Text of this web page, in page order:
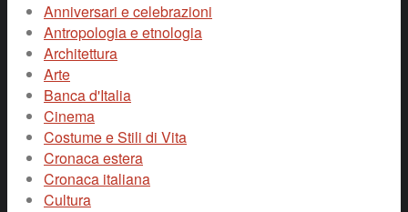
Anniversari e celebrazioni
Antropologia e etnologia
Architettura
Arte
Banca d'Italia
Cinema
Costume e Stili di Vita
Cronaca estera
Cronaca italiana
Cultura